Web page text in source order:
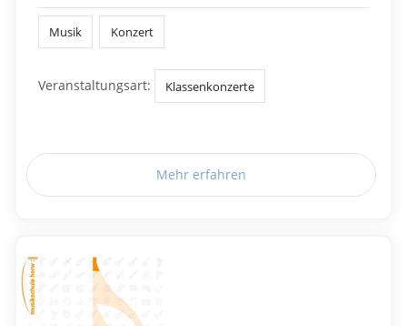
Musik Konzert
Veranstaltungsart: Klassenkonzerte
Mehr erfahren